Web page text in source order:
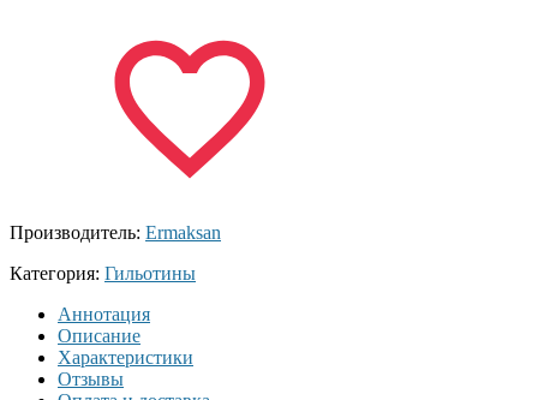
Производитель: Ermaksan
Категория: Гильотины
Аннотация
Описание
Характеристики
Отзывы